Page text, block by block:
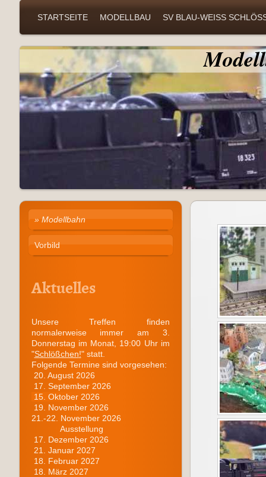
STARTSEITE MODELLBAU SV BLAU-WEISS
Modellbahn
Vorbild
Aktuelles
Unsere Treffen finden
normalerweise immer am 3.
Donnerstag im Monat, 19:00 Uhr im
"Schlößchen!" statt.
Folgende Termine sind vorgesehen:
20. August 2026
17. September 2026
15. Oktober 2026
19. November 2026
21.-22. November 2026
Ausstellung
17. Dezember 2026
21. Januar 2027
18. Februar 2027
18. März 2027